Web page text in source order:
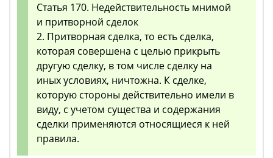
Статья 170. Недействительность мнимой
и притворной сделок
2. Притворная сделка, то есть сделка,
которая совершена с целью прикрыть
другую сделку, в том числе сделку на
иных условиях, ничтожна. К сделке,
которую стороны действительно имели в
виду, с учетом существа и содержания
сделки применяются относящиеся к ней
правила.